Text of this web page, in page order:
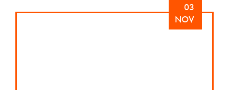
03
NOV